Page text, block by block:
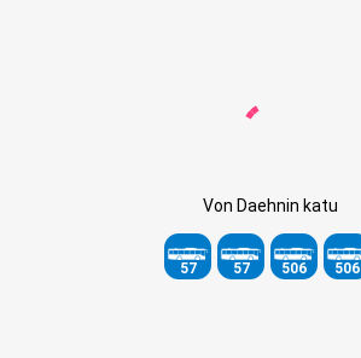
Von Daehnin katu
57 57 506 506